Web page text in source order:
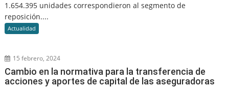
1.654.395 unidades correspondieron al segmento de
reposición....
Actualidad
15 febrero, 2024
Cambio en la normativa para la transferencia de
acciones y aportes de capital de las aseguradoras